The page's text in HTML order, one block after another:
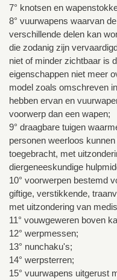
7° knotsen en
8° vuurwapens waarvan
verschillende delen kan
die zodanig zijn
niet of minder zichtbaar is
eigenschappen niet meer
model zoals omschreven
hebben ervan en
voorwerp dan een wapen;
9° draagbare tuigen
personen weerloos
toegebracht, met
diergeneeskundige
10° voorwerpen bestemd
giftige, verstikkende,
met uitzondering van
11° vouwgeweren boven
12° werpmessen;
13° nunchaku's;
14° werpsterren;
15° vuurwapens uitgerust